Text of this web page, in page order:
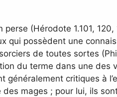
(Hérodote 1.101,
qui possèdent une
de toutes sortes
du terme dans une des
généralement critiques à
mages ; pour lui, ils